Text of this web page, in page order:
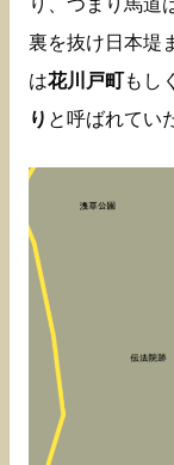
り、つまり馬道
裏を抜け日本堤
は花川戸町もし
り と呼ばれてい